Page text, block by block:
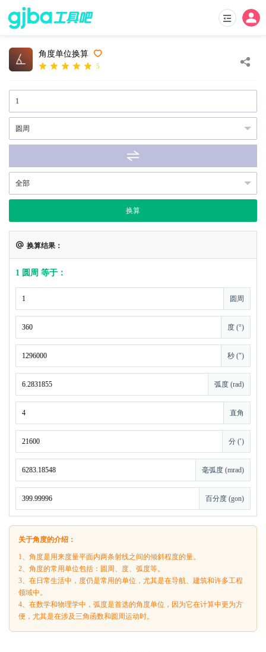
角度单位换算
5
换算
换算结果：
1 圆周 等于：
圆周
度 (°)
秒 (")
弧度 (rad)
直角
分 (′)
毫弧度 (mrad)
百分度 (gon)
关于角度的介绍：
1、角度是用来度量平面内两条射线之间的倾斜程度的量。
2、角度的常用单位包括：圆周、度、弧度等。
3、在日常生活中，度仍是常用的单位，尤其是在导航、建筑和许多工程
领域中。
4、在数学和物理学中，弧度是首选的角度单位，因为它在计算中更为方
便，尤其是在涉及三角函数和圆周运动时。